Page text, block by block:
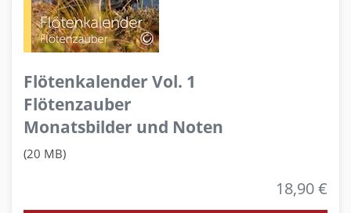
Flötenkalender Vol. 1
Flötenzauber
Monatsbilder und Noten
(20 MB)
18,90 €